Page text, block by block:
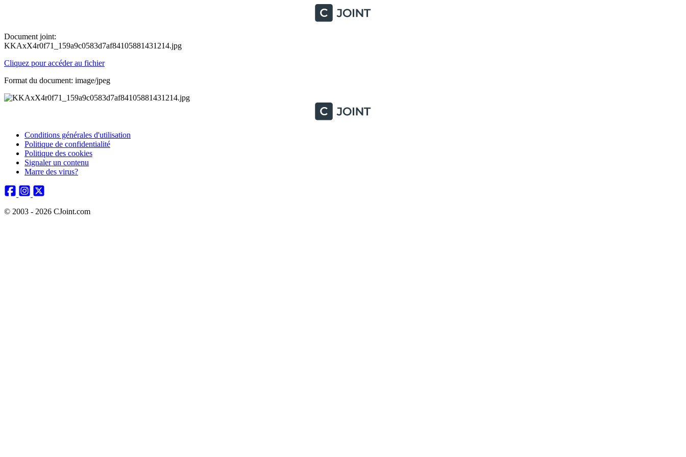
Document joint:
KKAxX4r0f71_159a9c0583d7af84105881431214.jpg
Cliquez pour accéder au fichier
Format du document: image/jpeg
Conditions générales d'utilisation
Politique de confidentialité
Politique des cookies
Signaler un contenu
Marre des virus?
© 2003 - 2026 CJoint.com